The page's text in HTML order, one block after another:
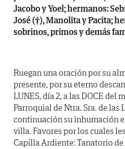
Jacobo y Yoel; hermanos:
José (†), Manolita y Pacita;
sobrinos, primos y demás
Ruegan una oración por su
presente, por su eterno
LUNES, día 2, a las DOCE del
Parroquial de Ntra. Sra. de las
continuación su inhumación
villa. Favores por los cuales
Capilla Ardiente: Tanatorio de